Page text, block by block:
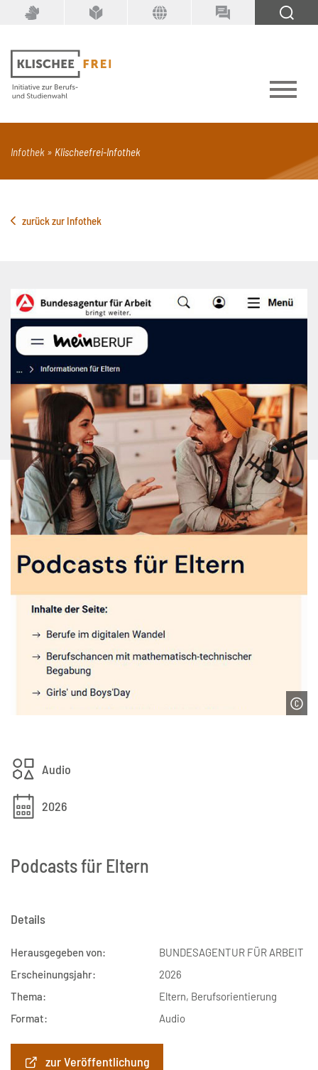
Suchbegriff
Infothek
Klischeefrei-Infothek
zurück zur Infothek
Audio
2026
Podcasts für Eltern
Details
Herausgegeben von:
BUNDESAGENTUR FÜR ARBEIT
Erscheinungsjahr:
2026
Thema:
Eltern, Berufsorientierung
Format:
Audio
zur Veröffentlichung